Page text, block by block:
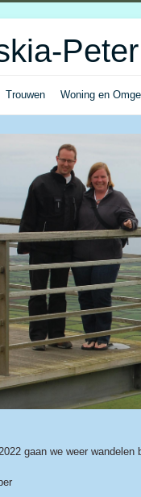
Trouwen Woning en
gaan we weer